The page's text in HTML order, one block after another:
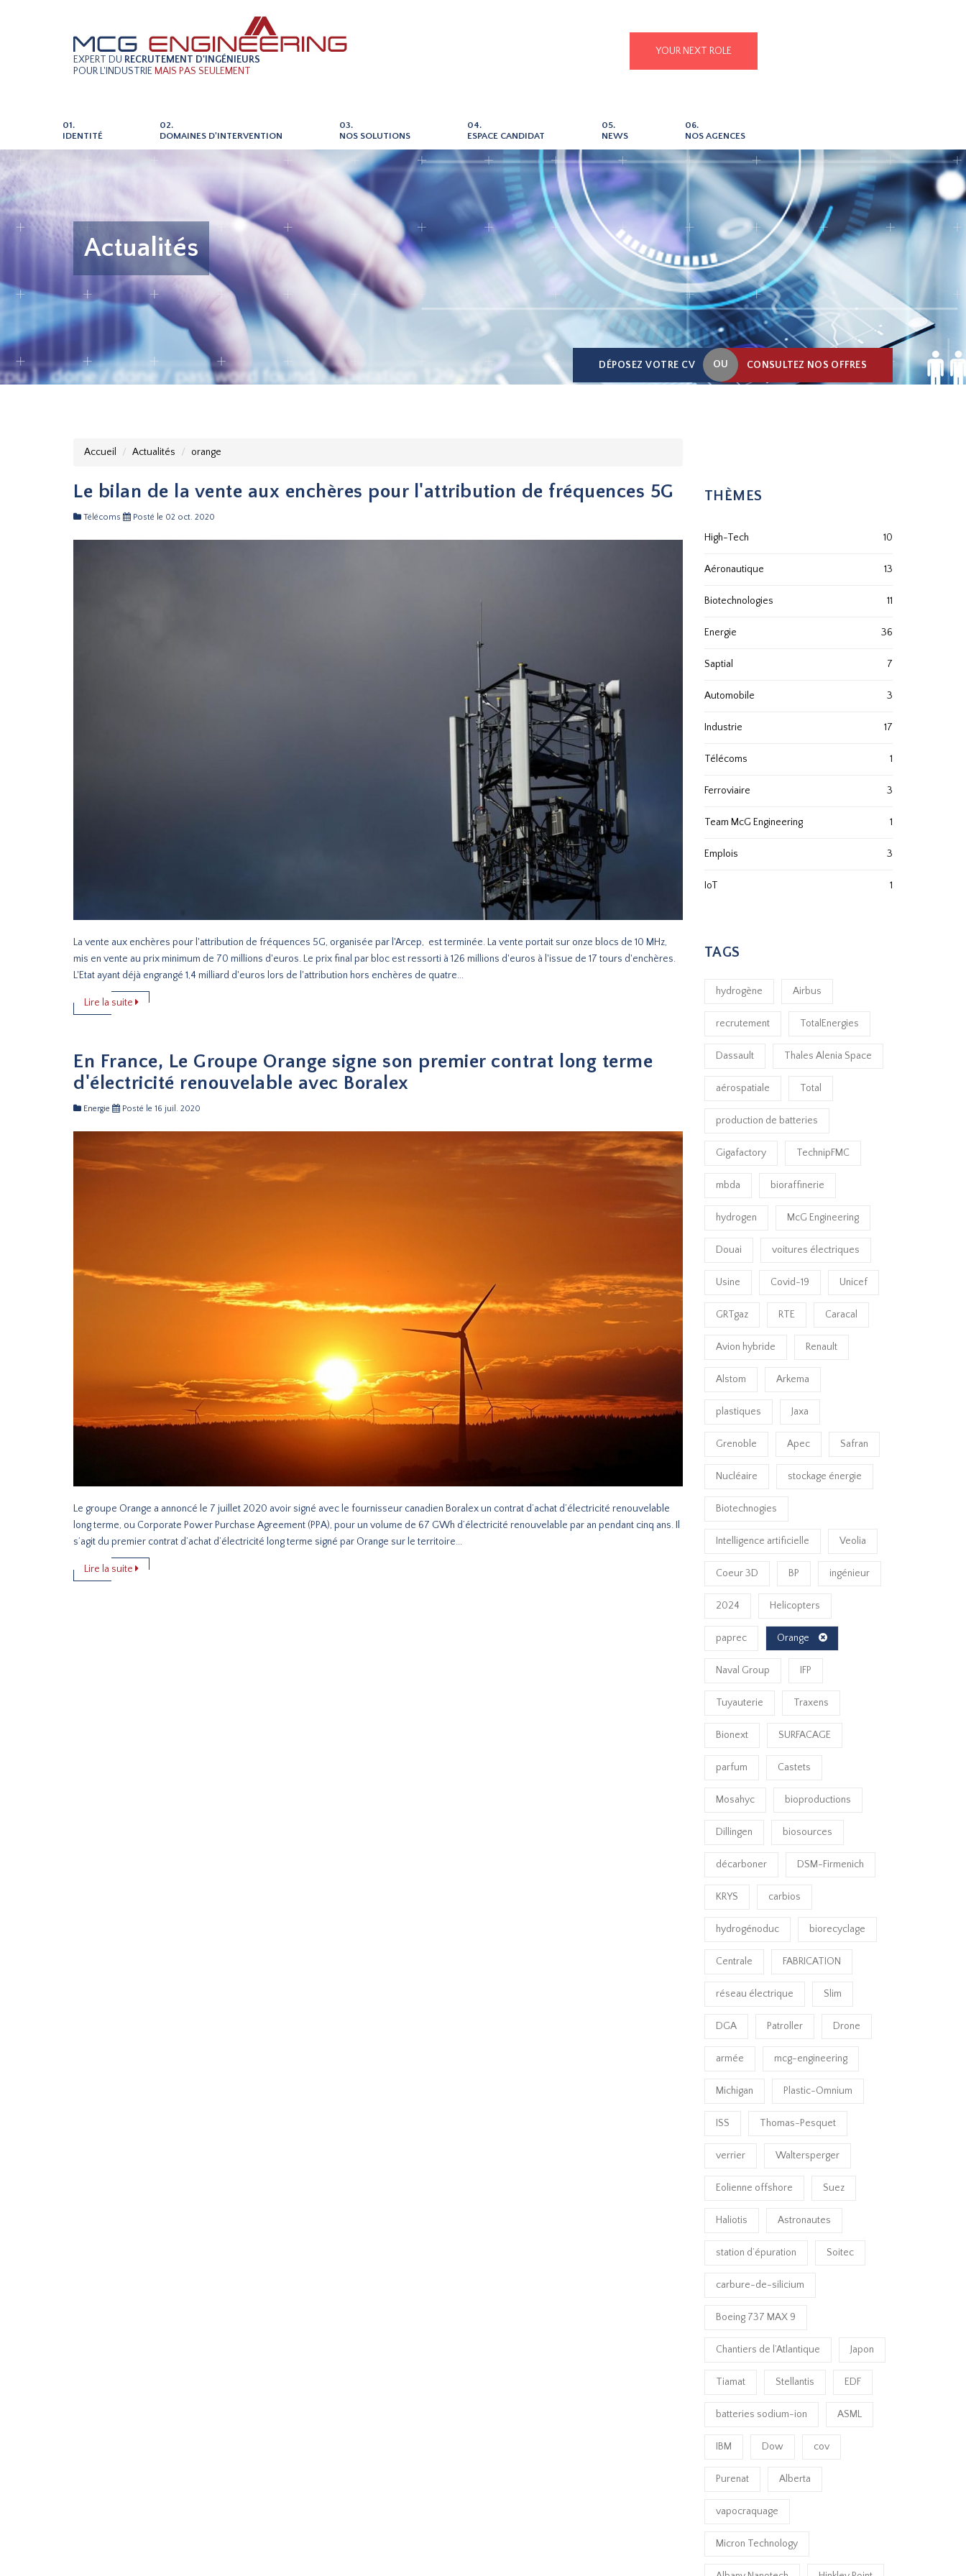
EXPERT DU RECRUTEMENT D'INGÉNIEURS
POUR L'INDUSTRIE MAIS PAS SEULEMENT
YOUR NEXT ROLE
01.
IDENTITÉ
02.
DOMAINES D'INTERVENTION
03.
NOS SOLUTIONS
04.
ESPACE CANDIDAT
05.
NEWS
06.
NOS AGENCES
Actualités
DÉPOSEZ VOTRE CV OU CONSULTEZ NOS OFFRES
Accueil Actualités orange
Le bilan de la vente aux enchères pour l'attribution de fréquences 5G
Télécoms Posté le 02 oct. 2020
La vente aux enchères pour l'attribution de fréquences 5G, organisée par l'Arcep, est terminée. La vente portait sur onze blocs de 10 MHz,
mis en vente au prix minimum de 70 millions d'euros. Le prix final par bloc est ressorti à 126 millions d'euros à l'issue de 17 tours d'enchères.
L'Etat ayant déjà engrangé 1,4 milliard d'euros lors de l'attribution hors enchères de quatre...
Lire la suite
En France, Le Groupe Orange signe son premier contrat long terme
d'électricité renouvelable avec Boralex
Energie Posté le 16 juil. 2020
Le groupe Orange a annoncé le 7 juillet 2020 avoir signé avec le fournisseur canadien Boralex un contrat d’achat d’électricité renouvelable
long terme, ou Corporate Power Purchase Agreement (PPA), pour un volume de 67 GWh d’électricité renouvelable par an pendant cinq ans. Il
s’agit du premier contrat d’achat d’électricité long terme signé par Orange sur le territoire...
Lire la suite
THÈMES
High-Tech 10
Aéronautique 13
Biotechnologies 11
Energie 36
Saptial 7
Automobile 3
Industrie 17
Télécoms 1
Ferroviaire 3
Team McG Engineering 1
Emplois 3
IoT 1
TAGS
hydrogène Airbus
recrutement TotalEnergies
Dassault Thales Alenia Space
aérospatiale Total
production de batteries
Gigafactory TechnipFMC
mbda bioraffinerie
hydrogen McG Engineering
Douai voitures électriques
Usine Covid-19 Unicef
GRTgaz RTE Caracal
Avion hybride Renault
Alstom Arkema
plastiques Jaxa
Grenoble Apec Safran
Nucléaire stockage énergie
Biotechnogies
Intelligence artificielle Veolia
Coeur 3D BP ingénieur
2024 Helicopters
paprec Orange
Naval Group IFP
Tuyauterie Traxens
Bionext SURFACAGE
parfum Castets
Mosahyc bioproductions
Dillingen biosources
décarboner DSM-Firmenich
KRYS carbios
hydrogénoduc biorecyclage
Centrale FABRICATION
réseau électrique Slim
DGA Patroller Drone
armée mcg-engineering
Michigan Plastic-Omnium
ISS Thomas-Pesquet
verrier Waltersperger
Eolienne offshore Suez
Haliotis Astronautes
station d’épuration Soitec
carbure-de-silicium
Boeing 737 MAX 9
Chantiers de l’Atlantique Japon
Tiamat Stellantis EDF
batteries sodium-ion ASML
IBM Dow cov
Purenat Alberta
vapocraquage
Micron Technology